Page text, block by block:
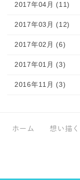
2017年04月 (11)
2017年03月 (12)
2017年02月 (6)
2017年01月 (3)
2016年11月 (3)
ホーム 想い描く